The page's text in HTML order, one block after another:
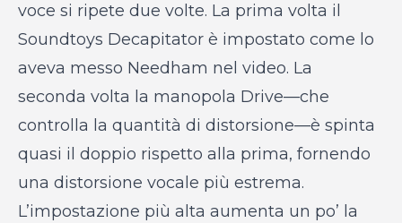
voce si ripete due volte. La prima volta il
Soundtoys Decapitator è impostato come lo
aveva messo Needham nel video. La
seconda volta la manopola Drive—che
controlla la quantità di distorsione—è spinta
quasi il doppio rispetto alla prima, fornendo
una distorsione vocale più estrema.
L’impostazione più alta aumenta un po’ la